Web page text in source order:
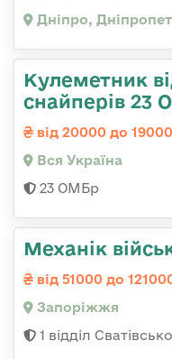
Дніпро,
Кулеметник
снайперів 23
від 20000 до
Вся Україна
23 ОМБр
Механік
від 51000 до
Запоріжжя
1 відділ